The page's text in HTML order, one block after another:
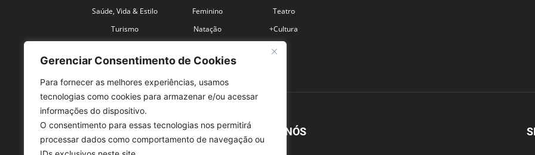
Gerenciar Consentimento de Cookies
Para fornecer as melhores experiências, usamos
tecnologias como cookies para armazenar e/ou acessar
informações do dispositivo.
O consentimento para essas tecnologias nos permitirá
processar dados como comportamento de navegação ou
Saúde, Vida & Estilo
Turismo
Feminino
Natação
Teatro
+Cultura
SOBRE NÓS